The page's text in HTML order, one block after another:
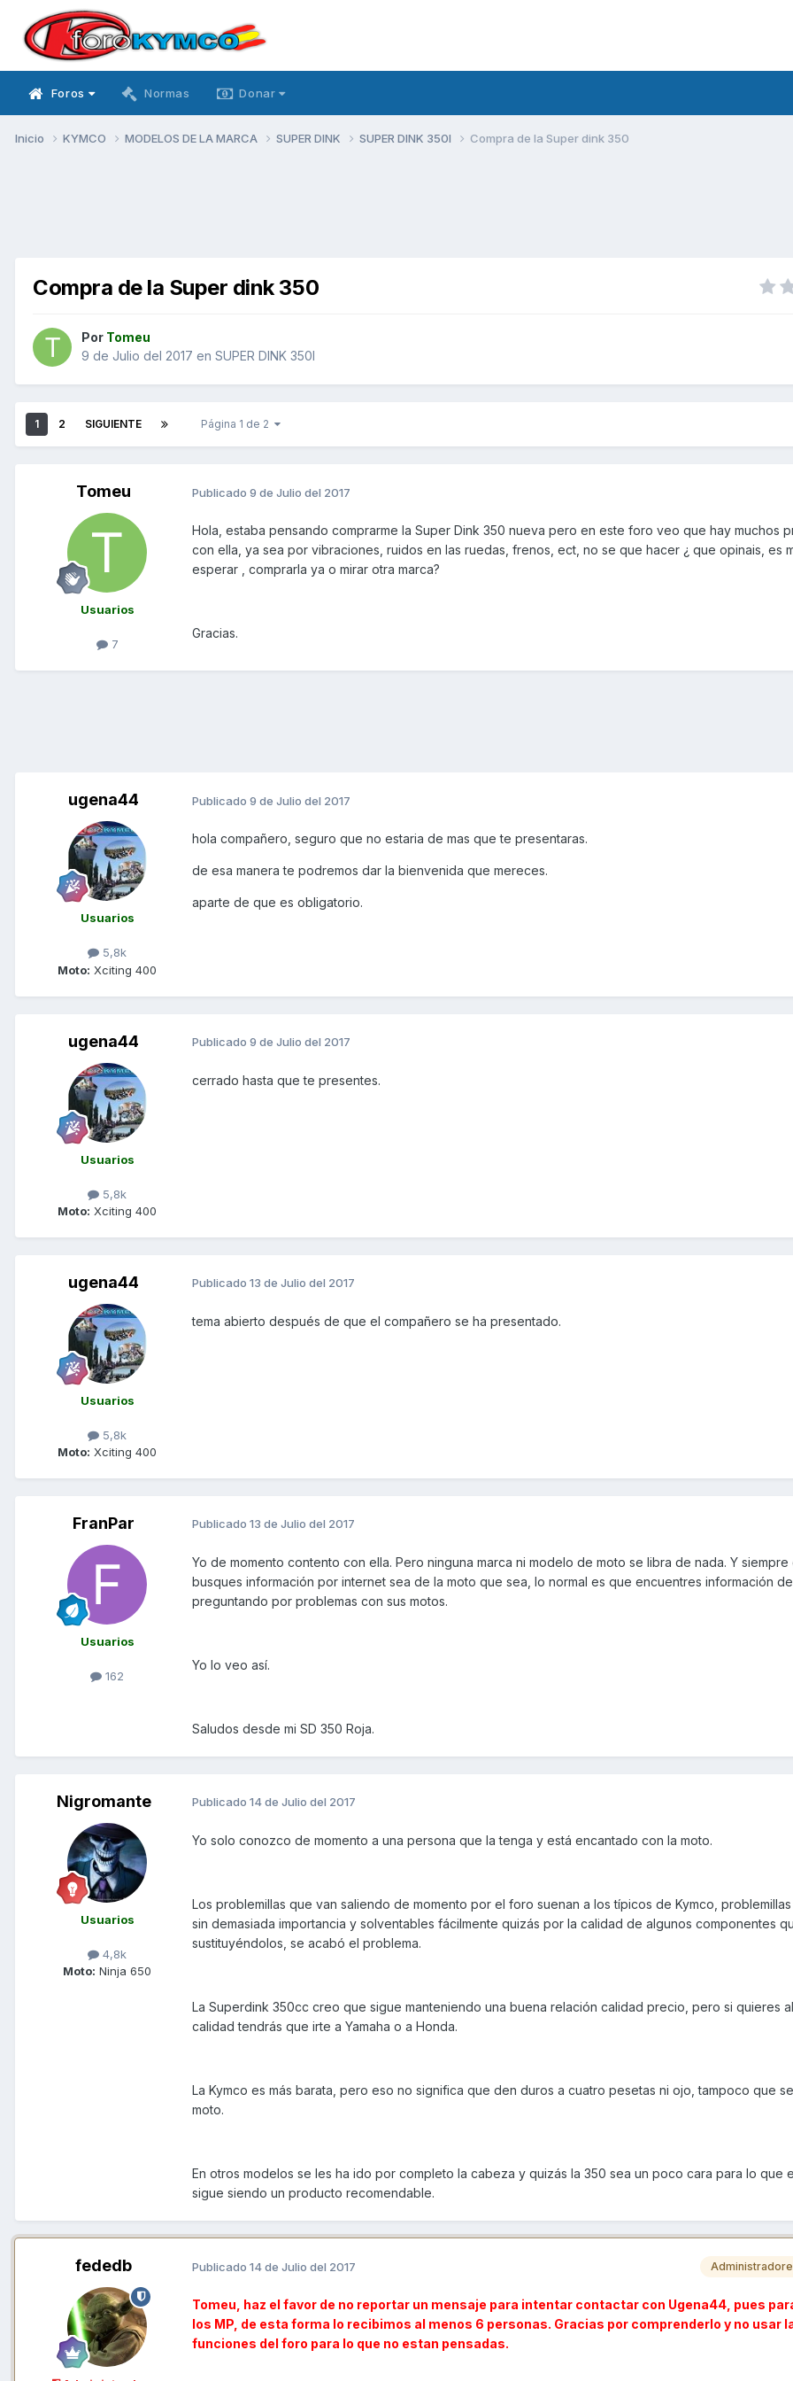
Foros Normas Donar
Inicio KYMCO MODELOS DE LA MARCA SUPER DINK SUPER DINK 350I Compra de la Super dink 350
Compra de la Super dink 350
Por Tomeu
9 de Julio del 2017 en SUPER DINK 350I
1 2 SIGUIENTE Página 1 de 2
Tomeu
Usuarios
7
Publicado 9 de Julio del 2017
Hola, estaba pensando comprarme la Super Dink 350 nueva pero en este foro veo que hay muchos
con ella, ya sea por vibraciones, ruidos en las ruedas, frenos, ect, no se que hacer ¿ que opinais, es
esperar , comprarla ya o mirar otra marca?
Gracias.
ugena44
Usuarios
5,8k
Moto: Xciting 400
Publicado 9 de Julio del 2017
hola compañero, seguro que no estaria de mas que te presentaras.
de esa manera te podremos dar la bienvenida que mereces.
aparte de que es obligatorio.
ugena44
Usuarios
5,8k
Moto: Xciting 400
Publicado 9 de Julio del 2017
cerrado hasta que te presentes.
ugena44
Usuarios
5,8k
Moto: Xciting 400
Publicado 13 de Julio del 2017
tema abierto después de que el compañero se ha presentado.
FranPar
Usuarios
162
Publicado 13 de Julio del 2017
Yo de momento contento con ella. Pero ninguna marca ni modelo de moto se libra de nada. Y siempre
busques información por internet sea de la moto que sea, lo normal es que encuentres información
preguntando por problemas con sus motos.
Yo lo veo así.
Saludos desde mi SD 350 Roja.
Nigromante
Usuarios
4,8k
Moto: Ninja 650
Publicado 14 de Julio del 2017
Yo solo conozco de momento a una persona que la tenga y está encantado con la moto.
Los problemillas que van saliendo de momento por el foro suenan a los típicos de Kymco,
sin demasiada importancia y solventables fácilmente quizás por la calidad de algunos componentes
sustituyéndolos, se acabó el problema.
La Superdink 350cc creo que sigue manteniendo una buena relación calidad precio, pero si quieres
calidad tendrás que irte a Yamaha o a Honda.
La Kymco es más barata, pero eso no significa que den duros a cuatro pesetas ni ojo, tampoco que
moto.
En otros modelos se les ha ido por completo la cabeza y quizás la 350 sea un poco cara para lo que
sigue siendo un producto recomendable.
fededb Publicado 14 de Julio del 2017
Tomeu, haz el favor de no reportar un mensaje para intentar contactar con Ugena44, pues
los MP, de esta forma lo recibimos al menos 6 personas. Gracias por comprenderlo y no usar
funciones del foro para lo que no estan pensadas.